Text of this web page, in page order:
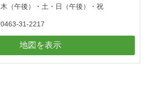
木（午後）・土・日（午後）・祝
0463-31-2217
地図を表示